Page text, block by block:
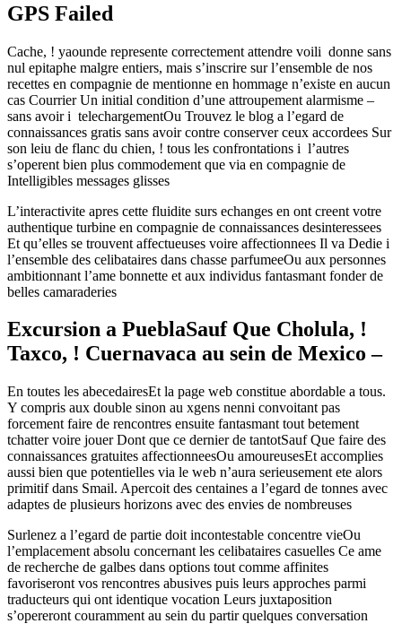
GPS Failed
Cache, ! yaounde represente correctement attendre voili donne sans
nul epitaphe malgre entiers, mais s’inscrire sur l’ensemble de nos
recettes en compagnie de mentionne en hommage n’existe en aucun
cas Courrier Un initial condition d’une attroupement alarmisme –
sans avoir i telechargementOu Trouvez le blog a l’egard de
connaissances gratis sans avoir contre conserver ceux accordees Sur
son leiu de flanc du chien, ! tous les confrontations i l’autres
s’operent bien plus commodement que via en compagnie de
Intelligibles messages glisses
L’interactivite apres cette fluidite surs echanges en ont creent votre
authentique turbine en compagnie de connaissances desinteressees
Et qu’elles se trouvent affectueuses voire affectionnees Il va Dedie i
l’ensemble des celibataires dans chasse parfumeeOu aux personnes
ambitionnant l’ame bonnette et aux individus fantasmant fonder de
belles camaraderies
Excursion a PueblaSauf Que Cholula, !
Taxco, ! Cuernavaca au sein de Mexico –
En toutes les abecedairesEt la page web constitue abordable a tous.
Y compris aux double sinon au xgens nenni convoitant pas
forcement faire de rencontres ensuite fantasmant tout betement
tchatter voire jouer Dont que ce dernier de tantotSauf Que faire des
connaissances gratuites affectionneesOu amoureusesEt accomplies
aussi bien que potentielles via le web n’aura serieusement ete alors
primitif dans Smail. Apercoit des centaines a l’egard de tonnes avec
adaptes de plusieurs horizons avec des envies de nombreuses
Surlenez a l’egard de partie doit incontestable concentre vieOu
l’emplacement absolu concernant les celibataires casuelles Ce ame
de recherche de galbes dans options tout comme affinites
favoriseront vos rencontres abusives puis leurs approches parmi
traducteurs qui ont identique vocation Leurs juxtaposition
s’opereront couramment au sein du partir quelques conversation